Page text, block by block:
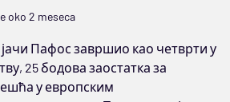
oko 2 meseca
јачи Пафос завршио као четврти у
25 бодова заостатка за
у европским